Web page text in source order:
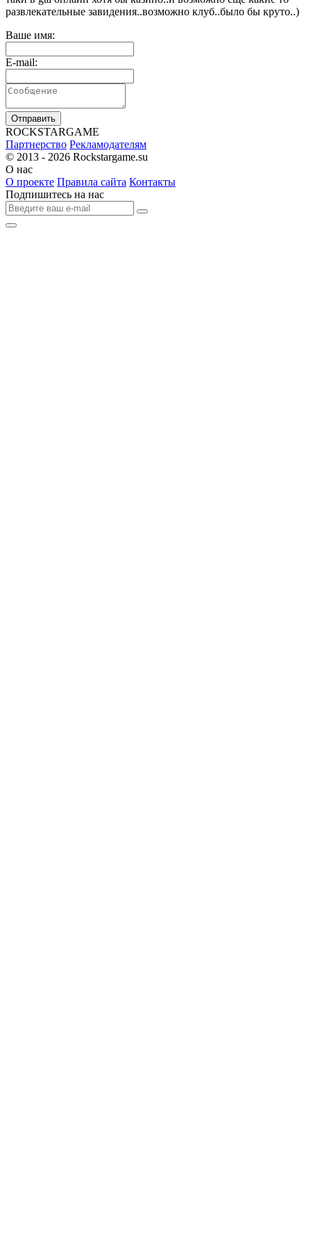
развлекательные завидения..возможно клуб..было бы круто..)
Ваше имя:
E-mail:
Отправить
ROCKSTARGAME
Партнерство Рекламодателям
© 2013 - 2026 Rockstargame.su
О нас
О проекте Правила сайта Контакты
Подпишитесь на нас